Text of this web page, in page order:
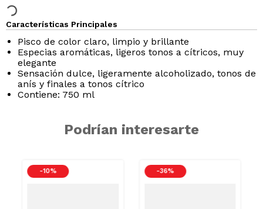
Características Principales
Pisco de color claro, limpio y brillante
Especias aromáticas, ligeros tonos a cítricos, muy
elegante
Sensación dulce, ligeramente alcoholizado, tonos de
anís y finales a tonos cítrico
Contiene: 750 ml
Podrían interesarte
-10 % -36 %